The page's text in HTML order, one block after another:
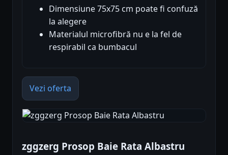
Dimensiune 75x75 cm poate fi confuză
la alegere
Materialul microfibră nu e la fel de
respirabil ca bumbacul
Vezi oferta
zggzerg Prosop Baie Rata Albastru